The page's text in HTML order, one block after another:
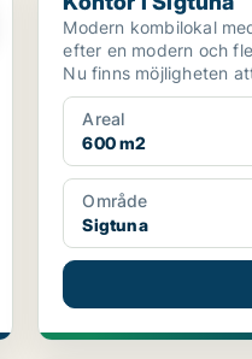
Modern kombilokal
efter en modern och
Nu finns möjligheten
Areal
600 m2
Område
Sigtuna